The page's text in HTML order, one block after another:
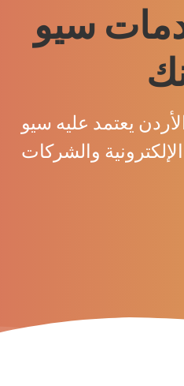
سيو
يعتمد عليه سيو
والشركات